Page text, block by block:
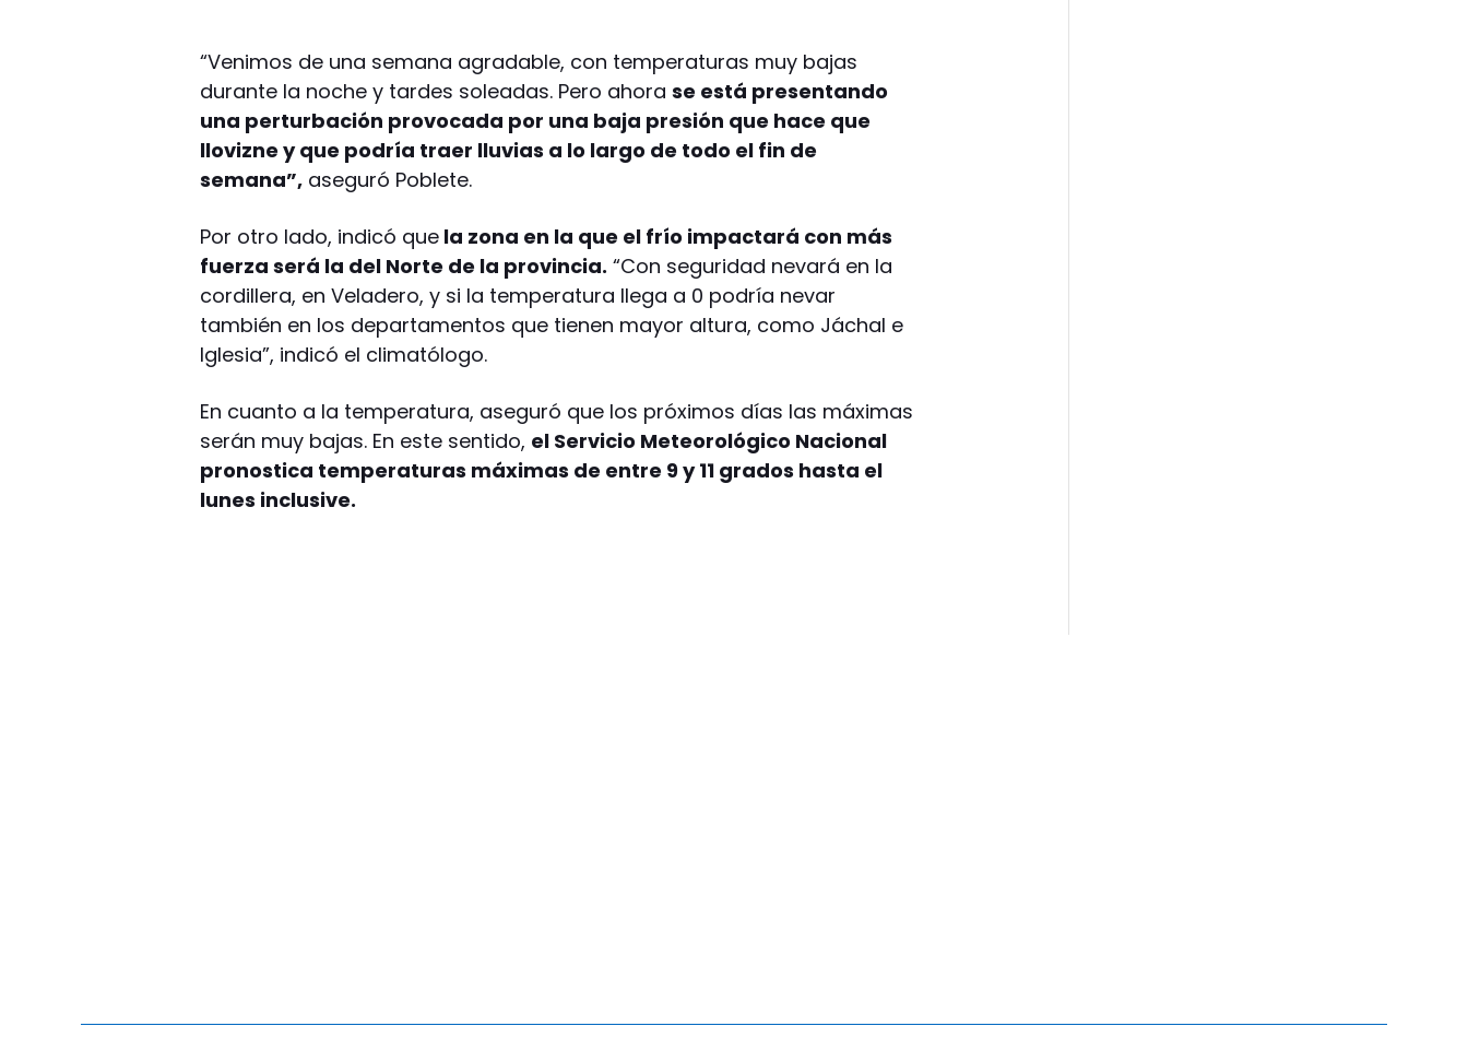
“Venimos de una semana agradable, con temperaturas muy bajas
durante la noche y tardes soleadas. Pero ahorase está presentando
una perturbación provocada por una baja presión que hace que
llovizne y que podría traer lluvias a lo largo de todo el fin de
semana”, aseguró Poblete.
Por otro lado, indicó que la zona en la que el frío impactará con más
fuerza será la del Norte de la provincia. “Con seguridad nevará en la
cordillera, en Veladero, y si la temperatura llega a 0 podría nevar
también en los departamentos que tienen mayor altura, como Jáchal e
Iglesia”, indicó el climatólogo.
En cuanto a la temperatura, aseguró que los próximos días las máximas
serán muy bajas. En este sentido, el Servicio Meteorológico Nacional
pronostica temperaturas máximas de entre 9 y 11 grados hasta el
lunes inclusive.